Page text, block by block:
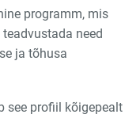
programm, mis
teadvustada need
ja tõhusa
see profiil kõigepealt